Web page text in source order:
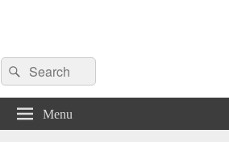
Search
for:
Search
Menu